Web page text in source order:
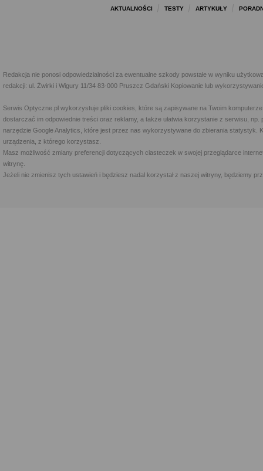
AKTUALNOŚCI TESTY ARTYKUŁY
Redakcja nie ponosi odpowiedzialności za ewentualne szkody powstałe w wyniku
redakcji: ul. Żwirki i Wigury 11/34 83-000 Pruszcz Gdański Kopiowanie lub
Serwis Optyczne.pl wykorzystuje pliki cookies, które są zapisywane na Twoim
dostarczać im odpowiednie treści oraz reklamy, a także ułatwia korzystanie z serwisu,
narzędzie Google Analytics, które jest przez nas wykorzystywane do zbierania statystyk.
urządzenia, z którego korzystasz.
Masz możliwość zmiany preferencji dotyczących ciasteczek w swojej przeglądarce
witrynę.
Jeżeli nie zmienisz tych ustawień i będziesz nadal korzystał z naszej witryny, będziemy